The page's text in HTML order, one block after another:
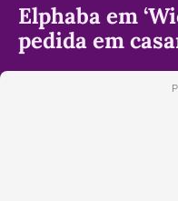
Elphaba em
pedida em